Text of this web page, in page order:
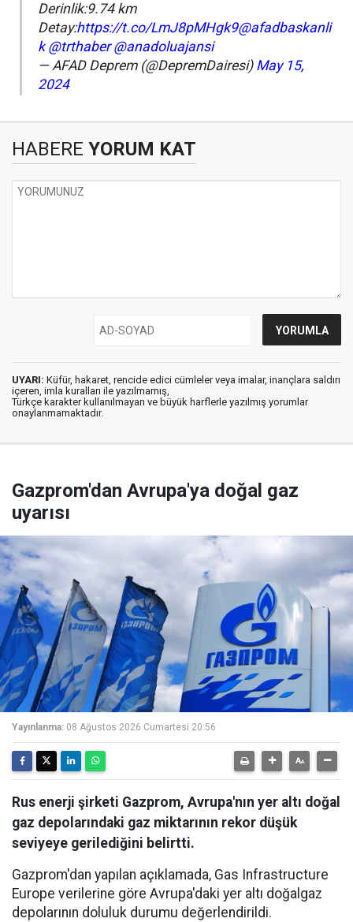
Derinlik:9.74 km
Detay:https://t.co/LmJ8pMHgk9@afadbaskanli
k @trthaber @anadoluajansi
— AFAD Deprem (@DepremDairesi) May 15,
2024
HABERE YORUM KAT
UYARI: Küfür, hakaret, rencide edici cümleler veya imalar, inançlara saldırı
içeren, imla kuralları ile yazılmamış,
Türkçe karakter kullanılmayan ve büyük harflerle yazılmış yorumlar
onaylanmamaktadır.
Gazprom'dan Avrupa'ya doğal gaz
uyarısı
Yayınlanma: 08 Ağustos 2026 Cumartesi 20:56
Rus enerji şirketi Gazprom, Avrupa'nın yer altı doğal
gaz depolarındaki gaz miktarının rekor düşük
seviyeye gerilediğini belirtti.
Gazprom'dan yapılan açıklamada, Gas Infrastructure
Europe verilerine göre Avrupa'daki yer altı doğalgaz
depolarının doluluk durumu değerlendirildi.